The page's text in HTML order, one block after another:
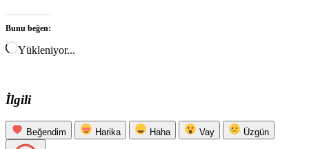
Bunu beğen:
Yükleniyor...
İlgili
Beğendim Harika Haha Vay Üzgün